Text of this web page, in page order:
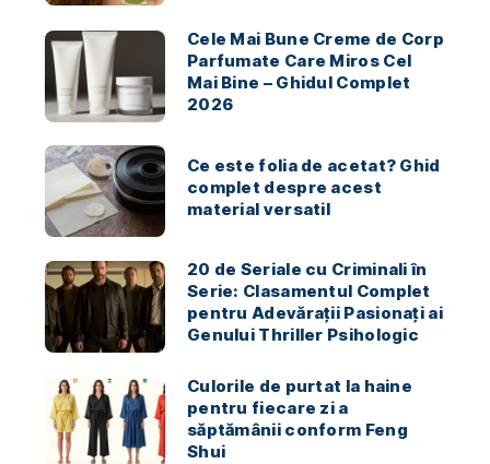
Cele Mai Bune Creme de Corp
Parfumate Care Miros Cel
Mai Bine – Ghidul Complet
2026
Ce este folia de acetat? Ghid
complet despre acest
material versatil
20 de Seriale cu Criminali în
Serie: Clasamentul Complet
pentru Adevărații Pasionați ai
Genului Thriller Psihologic
Culorile de purtat la haine
pentru fiecare zi a
săptămânii conform Feng
Shui